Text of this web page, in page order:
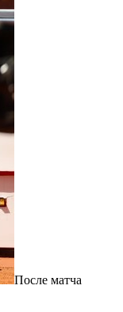
После матча